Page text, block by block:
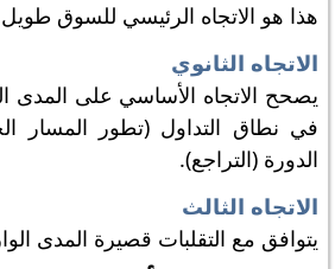
هذا هو الاتجاه الرئيسي للسوق
الاتجاه الثانوي
يصحح الاتجاه الأساسي على المدى
في نطاق التداول (تطور المسار
الدورة (التراجع).
الاتجاه الثالث
يتوافق مع التقلبات قصيرة المدى